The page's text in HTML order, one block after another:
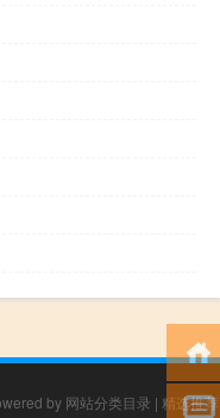
by 网站分类目录 | 精选推荐